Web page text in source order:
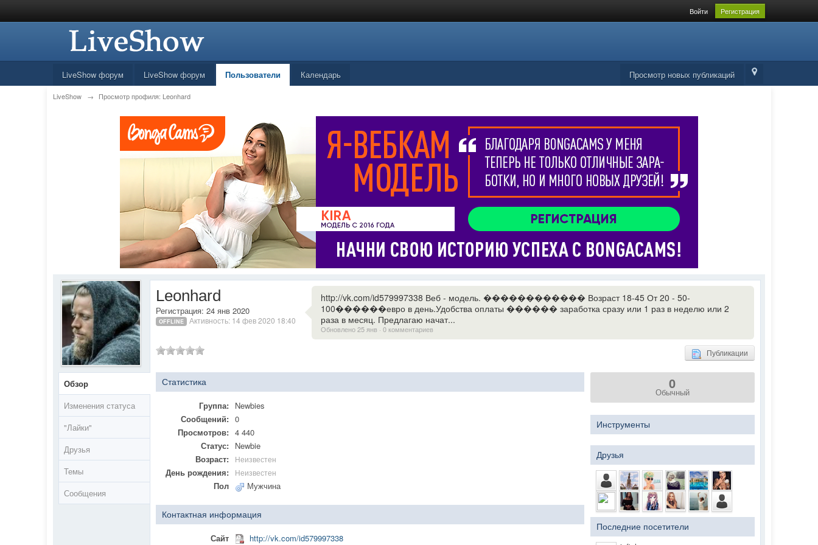
Войти Регистрация
Просмотр новых публикаций
LiveShow форум LiveShow форум Пользователи Календарь
LiveShow → Просмотр профиля: Leonhard
Обзор
Изменения статуса
"Лайки"
Друзья
Темы
Сообщения
Leonhard
Регистрация: 24 янв 2020
OFFLINE Активность: 14 фев 2020 18:40
http://vk.com/id579997338 Веб - модель. ������������ Возраст 18-45 От 20 - 50-
100������евро в день.Удобства оплаты ������ заработка сразу или 1 раз в неделю или 2
раза в месяц. Предлагаю начат...
Обновлено 25 янв · 0 комментариев
Публикации
Статистика
Группа: Newbies
Сообщений: 0
Просмотров: 4 440
Статус: Newbie
Возраст:
Неизвестен
День рождения: Неизвестен
Пол Мужчина
Контактная информация
Сайт http://vk.com/id579997338
0
Обычный
Инструменты
Друзья
Последние посетители